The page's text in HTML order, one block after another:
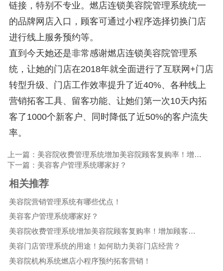
链接，特别不专业。燃店连锁美容院管理系统统一
的品牌网店入口，顾客可通过小程序选择切换门店
进行线上服务预约等。
直到今天她还是非常感谢燃店连锁美容院管理系
统，让她的门店在2018年就全面进行了互联网+门店
转型升级、门店工作效率提升了近40%、各种线上
营销拓客工具、留客功能、让她们第一次10天内拓
客了1000个新客户、同时降低了近50%的客户流失
率。
上一篇：美容院收费管理系统增加美容院顾客复购率！增加顾客消费水平！
下一篇：美容客户管理系统哪家好？
相关推荐
美容院营销管理系统有哪些优点！
美容客户管理系统哪家好？
美容院收费管理系统增加美容院顾客复购率！增加顾客消费水平！
美容门店管理系统的用途！如何助力美容门店经营？
美容院机构系统燃店小程序预约拓客营销！